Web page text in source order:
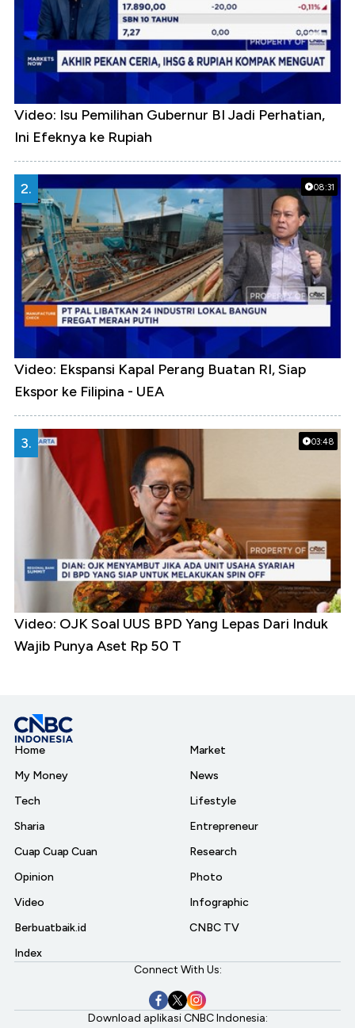
Video: Isu Pemilihan Gubernur BI Jadi Perhatian,
Ini Efeknya ke Rupiah
08:31
2.
Video: Ekspansi Kapal Perang Buatan RI, Siap
Ekspor ke Filipina - UEA
03:48
3.
Video: OJK Soal UUS BPD Yang Lepas Dari Induk
Wajib Punya Aset Rp 50 T
Home
My Money
Tech
Sharia
Cuap Cuap Cuan
Opinion
Video
Berbuatbaik.id
Index
Market
News
Lifestyle
Entrepreneur
Research
Photo
Infographic
CNBC TV
Connect With Us:
Download aplikasi CNBC Indonesia: